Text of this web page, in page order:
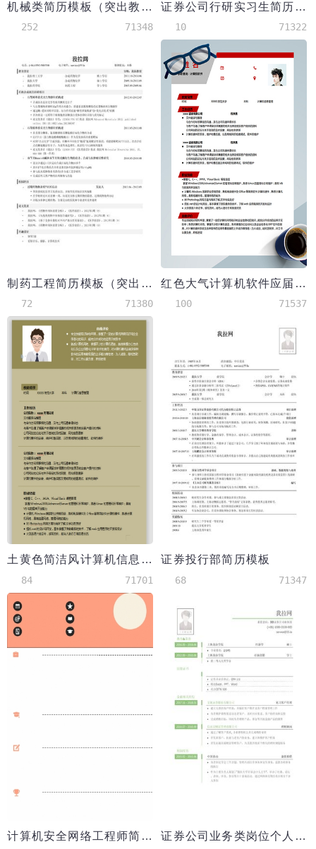
机械类简历模板（突出教育背景和成绩）
252 71348
证券公司行研实习生简历模板（有专业技能）
10 71322
制药工程简历模板（突出科研项目经历和论文）
72 71380
红色大气计算机软件应届生简历
100 71537
土黄色简洁风计算机信息管理应届生简历
84 71701
证券投行部简历模板
68 71347
计算机安全网络工程师简历模板 证券公司业务类岗位个人简历模板